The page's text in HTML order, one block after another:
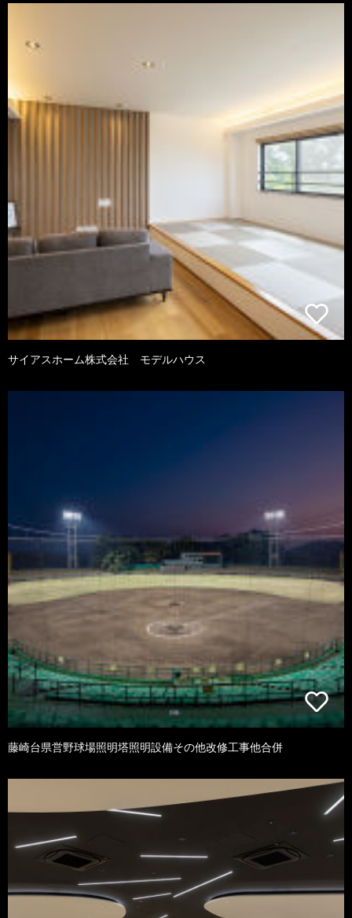
サイアスホーム株式会社 モデルハウス
藤崎台県営野球場照明塔照明設備その他改修工事他合併